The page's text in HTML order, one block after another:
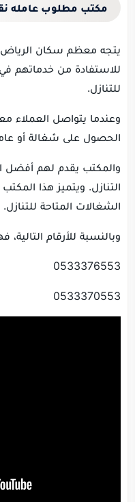
مكتب مطلوب عامله
يتجه معظم سكان الرياض
للاستفادة من خدماتهم
للتنازل.
وعندما يتواصل العملاء
الحصول على شغالة أو
والمكتب يقدم لهم أفضل
التنازل. ويتميز هذا
الشغالات المتاحة للتنازل.
وبالنسبة للأرقام
0533376553
0533370553